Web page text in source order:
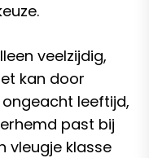
veelzijdig,
kan door
leeftijd,
past bij
vleugje klasse